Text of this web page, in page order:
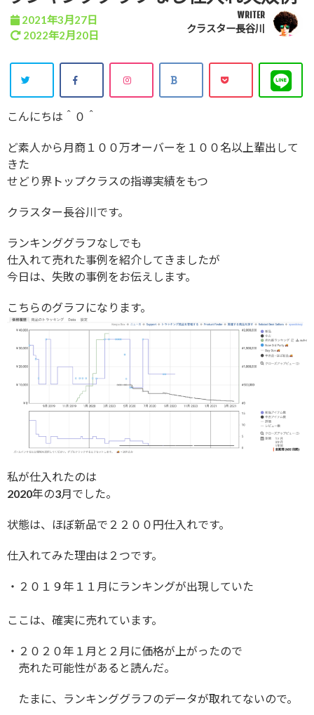
2021年3月27日
2022年2月20日
WRITER
クラスター長谷川
こんにちは＾０＾
ど素人から月商１００万オーバーを１００名以上輩出して
きた
せどり界トップクラスの指導実績をもつ
クラスター長谷川です。
ランキンググラフなしでも
仕入れて売れた事例を紹介してきましたが
今日は、失敗の事例をお伝えします。
こちらのグラフになります。
私が仕入れたのは
2020年の3月でした。
状態は、ほぼ新品で２２００円仕入れです。
仕入れてみた理由は２つです。
・２０１９年１１月にランキングが出現していた
ここは、確実に売れています。
・２０２０年１月と２月に価格が上がったので
売れた可能性があると読んだ。
たまに、ランキンググラフのデータが取れてないので。